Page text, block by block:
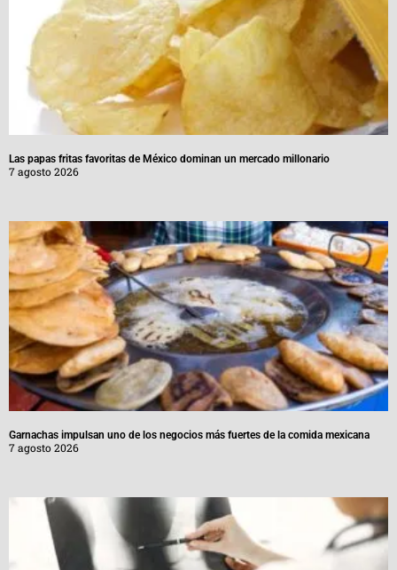
Las papas fritas favoritas de México dominan un mercado millonario
7 agosto 2026
Garnachas impulsan uno de los negocios más fuertes de la comida mexicana
7 agosto 2026